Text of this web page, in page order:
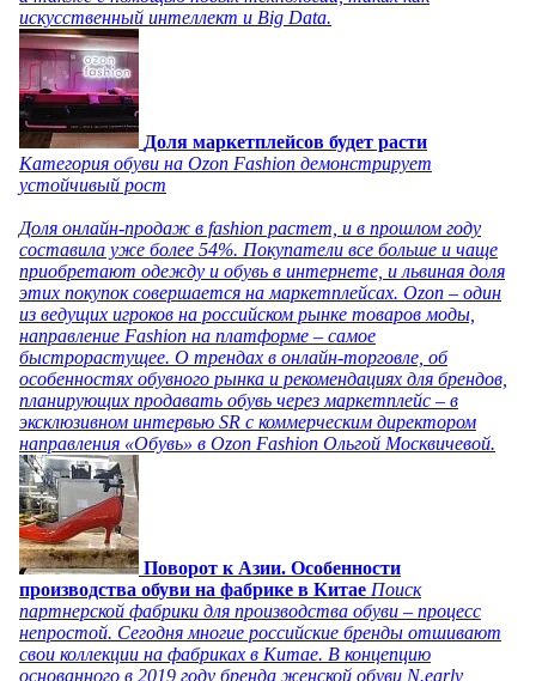
искусственный интеллект и Big Data.
Доля маркетплейсов будет расти
Категория обуви на Ozon Fashion демонстрирует
устойчивый рост
Доля онлайн-продаж в fashion растет, и в прошлом году
составила уже более 54%. Покупатели все больше и чаще
приобретают одежду и обувь в интернете, и львиная доля
этих покупок совершается на маркетплейсах. Ozon – один
из ведущих игроков на российском рынке товаров моды,
направление Fashion на платформе – самое
быстрорастущее. О трендах в онлайн-торговле, об
особенностях обувного рынка и рекомендациях для брендов,
планирующих продавать обувь через маркетплейс – в
эксклюзивном интервью SR с коммерческим директором
направления «Обувь» в Ozon Fashion Ольгой Москвичевой.
Поворот к Азии. Особенности
производства обуви на фабрике в Китае Поиск
партнерской фабрики для производства обуви – процесс
непростой. Сегодня многие российские бренды отшивают
свои коллекции на фабриках в Китае. В концепцию
основанного в 2019 году бренда женской обуви N.early